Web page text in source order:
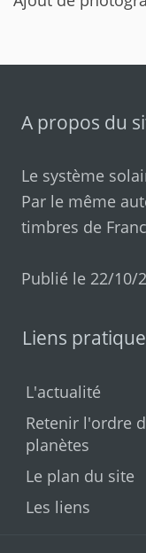
A propos du
Le système
Par le même
timbres de
Publié le 22/10/
Liens
L'actualité
Retenir l'ordre
planètes
Le plan du site
Les liens